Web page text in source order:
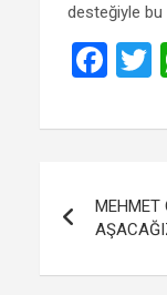
desteğiyle bu
F
ce
o
o
k
MEHMET